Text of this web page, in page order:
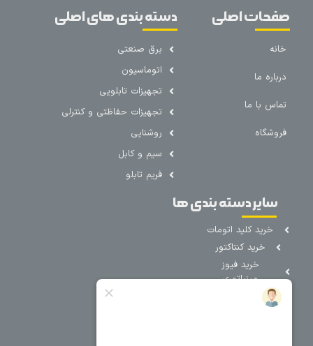
صفحات اصلی
خانه
درباره ما
تماس با ما
فروشگاه
دسته بندی های اصلی
برق صنعتی
اتوماسیون
تجهیزات تابلویی
تجهیزات حفاظتی و کنترلی
روشنایی
سیم و کابل
فریم تابلو
سایر دسته بندی ها
خرید کلید اتومات
خرید کنتاکتور
خرید فیوز
مینیاتوری
خرید میکرو